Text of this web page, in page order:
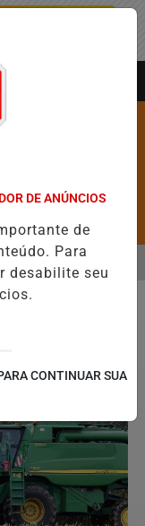
DE ANÚNCIOS
de
Para
desabilite seu
CONTINUAR SUA